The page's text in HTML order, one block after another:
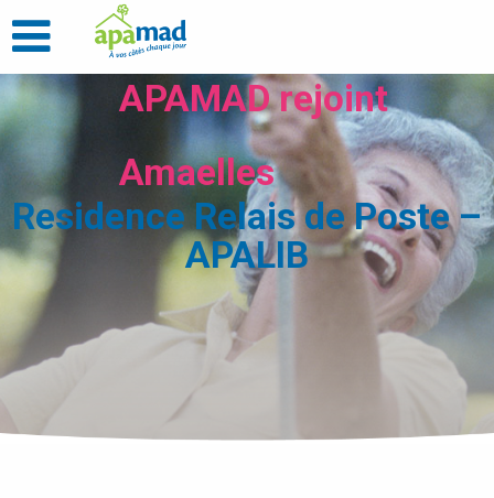
APAMAD rejoint
Amaelles
Residence Relais de Poste –
APALIB